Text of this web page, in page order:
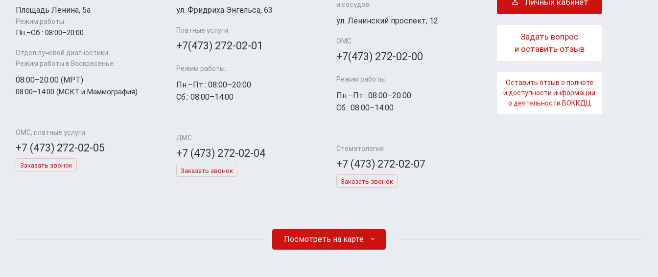
Площадь Ленина, 5а
Режим работы:
Пн.–Cб.: 08:00–20:00
Отдел лучевой диагностики:
Режим работы в Воскресенье:
08:00–20:00 (МРТ)
08:00–14:00 (МСКТ и Маммография)
ОМС, платные услуги
+7 (473) 272-02-05
Заказать звонок
ул. Фридриха Энгельса, 63
Платные услуги
+7(473) 272-02-01
Режим работы:
Пн.–Пт.: 08:00–20:00
Сб.: 08:00–14:00
ДМС
+7 (473) 272-02-04
Заказать звонок
и сосудов:
ул. Ленинский проспект, 12
ОМС
+7(473) 272-02-00
Режим работы:
Пн.–Пт.: 08:00–20:00
Сб.: 08:00–14:00
Стоматология
+7 (473) 272-02-07
Заказать звонок
Задать вопрос
и оставить отзыв
Оставить отзыв о полноте
и доступности информации
о деятельности ВОККДЦ
Посмотреть на карте